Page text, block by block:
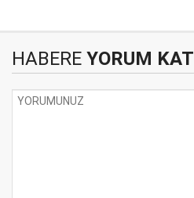
HABERE YORUM KAT